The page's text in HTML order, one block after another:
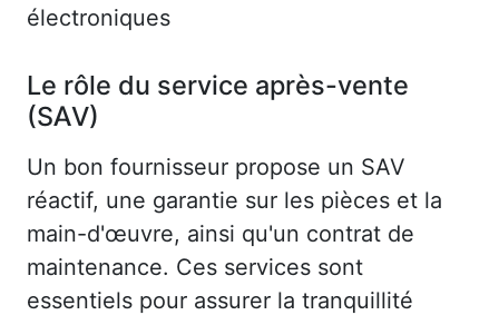
électroniques
Le rôle du service après-vente
(SAV)
Un bon fournisseur propose un SAV
réactif, une garantie sur les pièces et la
main-d'œuvre, ainsi qu'un contrat de
maintenance. Ces services sont
essentiels pour assurer la tranquillité